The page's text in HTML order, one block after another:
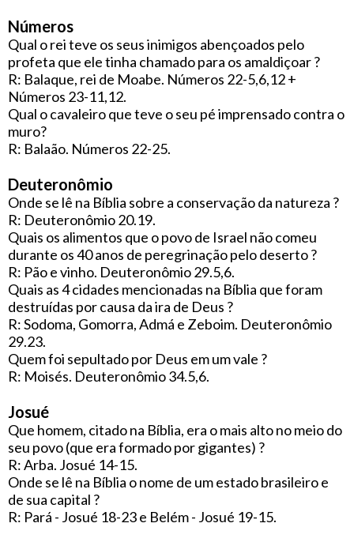
Números
Qual o rei teve os seus inimigos abençoados pelo
profeta que ele tinha chamado para os amaldiçoar ?
R: Balaque, rei de Moabe. Números 22-5,6,12 +
Números 23-11,12.
Qual o cavaleiro que teve o seu pé imprensado contra o
muro?
R: Balaão. Números 22-25.
Deuteronômio
Onde se lê na Bíblia sobre a conservação da natureza ?
R: Deuteronômio 20.19.
Quais os alimentos que o povo de Israel não comeu
durante os 40 anos de peregrinação pelo deserto ?
R: Pão e vinho. Deuteronômio 29.5,6.
Quais as 4 cidades mencionadas na Bíblia que foram
destruídas por causa da ira de Deus ?
R: Sodoma, Gomorra, Admá e Zeboim. Deuteronômio
29.23.
Quem foi sepultado por Deus em um vale ?
R: Moisés. Deuteronômio 34.5,6.
Josué
Que homem, citado na Bíblia, era o mais alto no meio do
seu povo (que era formado por gigantes) ?
R: Arba. Josué 14-15.
Onde se lê na Bíblia o nome de um estado brasileiro e
de sua capital ?
R: Pará - Josué 18-23 e Belém - Josué 19-15.